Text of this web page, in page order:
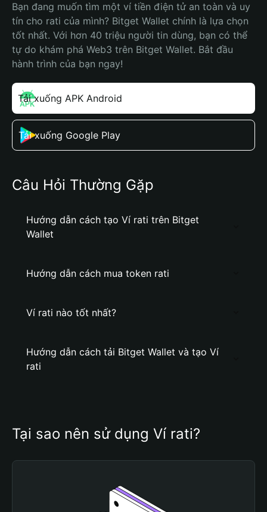
Bạn đang muốn tìm một ví tiền điện tử an toàn và uy
tín cho rati của mình? Bitget Wallet chính là lựa chọn
tốt nhất. Với hơn 40 triệu người tin dùng, bạn có thể
tự do khám phá Web3 trên Bitget Wallet. Bắt đầu
hành trình của bạn ngay!
Tải xuống APK Android
Tải xuống Google Play
Câu Hỏi Thường Gặp
Hướng dẫn cách tạo Ví rati trên Bitget
Wallet
Hướng dẫn cách mua token rati
Ví rati nào tốt nhất?
Hướng dẫn cách tải Bitget Wallet và tạo Ví
rati
Tại sao nên sử dụng Ví rati?